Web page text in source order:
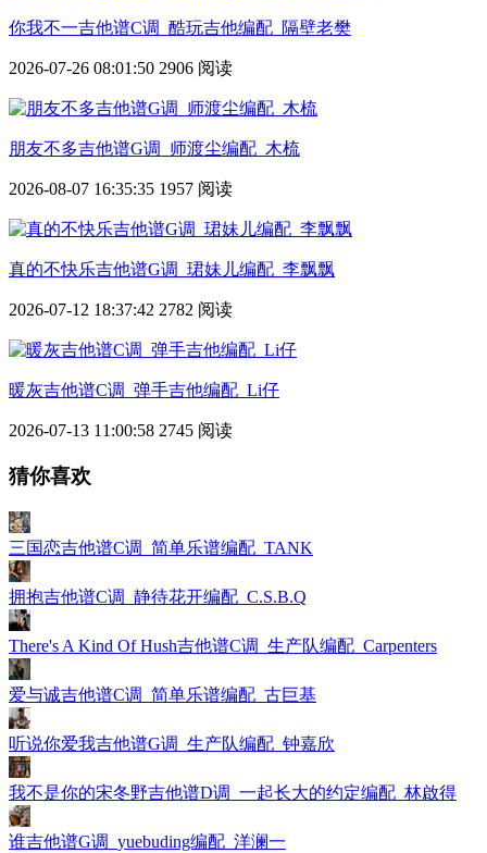
你我不一吉他谱C调_酷玩吉他编配_隔壁老樊
2026-07-26 08:01:50 2906 阅读
朋友不多吉他谱G调_师渡尘编配_木梳
2026-08-07 16:35:35 1957 阅读
真的不快乐吉他谱G调_珺妹儿编配_李飘飘
2026-07-12 18:37:42 2782 阅读
暖灰吉他谱C调_弹手吉他编配_Li仔
2026-07-13 11:00:58 2745 阅读
猜你喜欢
三国恋吉他谱C调_简单乐谱编配_TANK
拥抱吉他谱C调_静待花开编配_C.S.B.Q
There's A Kind Of Hush吉他谱C调_生产队编配_Carpenters
爱与诚吉他谱C调_简单乐谱编配_古巨基
听说你爱我吉他谱G调_生产队编配_钟嘉欣
我不是你的宋冬野吉他谱D调_一起长大的约定编配_林啟得
谁吉他谱G调_yuebuding编配_洋澜一